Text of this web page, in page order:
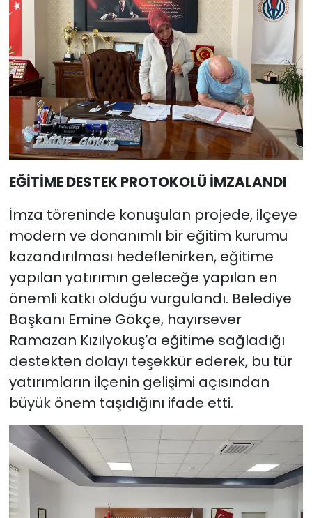
EĞİTİME DESTEK PROTOKOLÜ İMZALANDI
İmza töreninde konuşulan projede, ilçeye
modern ve donanımlı bir eğitim kurumu
kazandırılması hedeflenirken, eğitime
yapılan yatırımın geleceğe yapılan en
önemli katkı olduğu vurgulandı. Belediye
Başkanı Emine Gökçe, hayırsever
Ramazan Kızılyokuş’a eğitime sağladığı
destekten dolayı teşekkür ederek, bu tür
yatırımların ilçenin gelişimi açısından
büyük önem taşıdığını ifade etti.